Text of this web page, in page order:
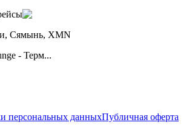
Сямынь, XMN
- Терм...
персональных данныхПубличная оферта